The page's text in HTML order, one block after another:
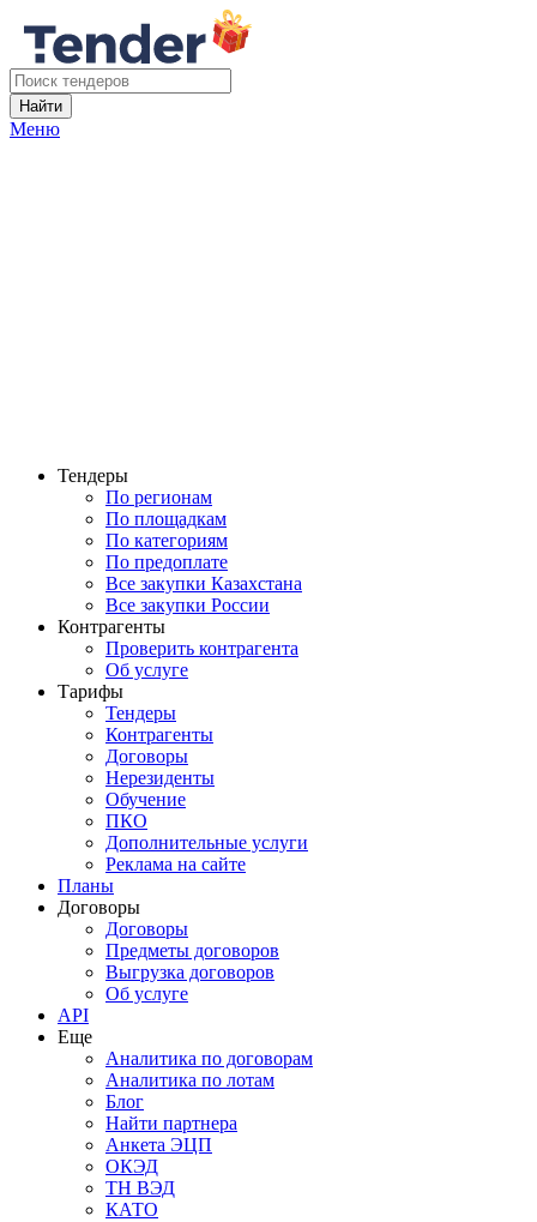
Найти
Меню
Тендеры
По регионам
По площадкам
По категориям
По предоплате
Все закупки Казахстана
Все закупки России
Контрагенты
Проверить контрагента
Об услуге
Тарифы
Тендеры
Контрагенты
Договоры
Нерезиденты
Обучение
ПКО
Дополнительные услуги
Реклама на сайте
Планы
Договоры
Договоры
Предметы договоров
Выгрузка договоров
Об услуге
API
Еще
Аналитика по договорам
Аналитика по лотам
Блог
Найти партнера
Анкета ЭЦП
ОКЭД
ТН ВЭД
КАТО